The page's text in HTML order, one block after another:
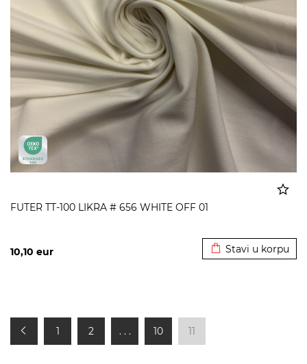
FUTER TT-100 LIKRA # 656 WHITE OFF 01
10,10 eur Stavi u korpu
1 2 . . . 10 11